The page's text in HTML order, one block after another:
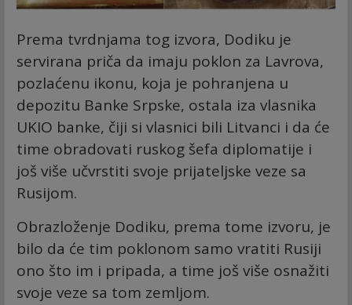
Prema tvrdnjama tog izvora, Dodiku je
servirana priča da imaju poklon za Lavrova,
pozlaćenu ikonu, koja je pohranjena u
depozitu Banke Srpske, ostala iza vlasnika
UKIO banke, čiji si vlasnici bili Litvanci i da će
time obradovati ruskog šefa diplomatije i
još više učvrstiti svoje prijateljske veze sa
Rusijom.
Obrazloženje Dodiku, prema tome izvoru, je
bilo da će tim poklonom samo vratiti Rusiji
ono što im i pripada, a time još više osnažiti
svoje veze sa tom zemljom.